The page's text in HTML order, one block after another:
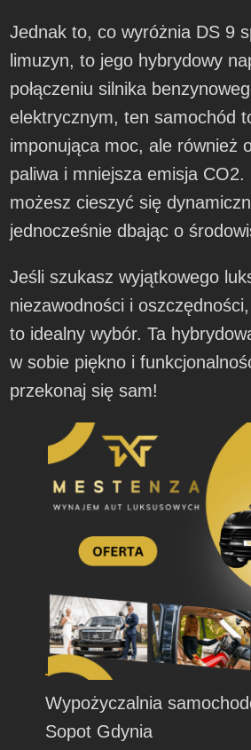
Jednak to, co wyróżnia DS 9
limuzyn, to jego hybrydowy
połączeniu silnika
elektrycznym, ten samochód
imponująca moc, ale również
paliwa i mniejsza emisja CO2.
możesz cieszyć się
jednocześnie dbając o
Jeśli szukasz wyjątkowego
niezawodności i
to idealny wybór. Ta
w sobie piękno i
przekonaj się sam!
Wypożyczalnia
Sopot Gdynia